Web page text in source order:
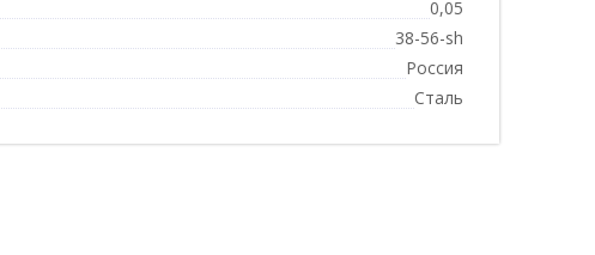
0,05
38-56-sh
Россия
Сталь